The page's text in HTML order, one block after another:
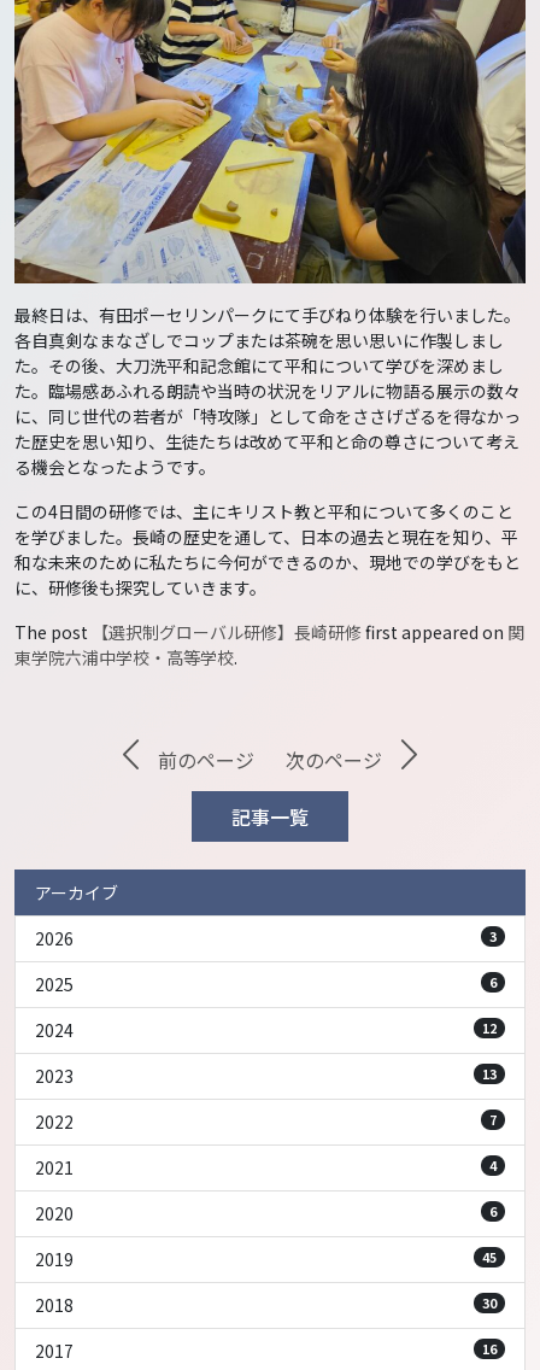
最終日は、有田ポーセリンパークにて手びねり体験を行いました。
各自真剣なまなざしでコップまたは茶碗を思い思いに作製しまし
た。その後、大刀洗平和記念館にて平和について学びを深めまし
た。臨場感あふれる朗読や当時の状況をリアルに物語る展示の数々
に、同じ世代の若者が「特攻隊」として命をささげざるを得なかっ
た歴史を思い知り、生徒たちは改めて平和と命の尊さについて考え
る機会となったようです。
この4日間の研修では、主にキリスト教と平和について多くのこと
を学びました。長崎の歴史を通して、日本の過去と現在を知り、平
和な未来のために私たちに今何ができるのか、現地での学びをもと
に、研修後も探究していきます。
The post
【選択制グローバル研修】長崎研修first appeared on 関
東学院六浦中学校・高等学校.
前のページ
記事一覧
次のページ
アーカイブ
2026
3
2025 6
2024 12
2023 13
2022 7
2021 4
2020 6
2019 45
2018 30
2017 16